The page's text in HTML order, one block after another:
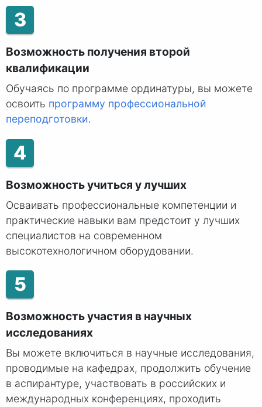
3
Возможность получения второй
квалификации
Обучаясь по программе ординатуры, вы можете
освоить программу профессиональной
переподготовки.
4
Возможность учиться у лучших
Осваивать профессиональные компетенции и
практические навыки вам предстоит у лучших
специалистов на современном
высокотехнологичном оборудовании.
5
Возможность участия в научных
исследованиях
Вы можете включиться в научные исследования,
проводимые на кафедрах, продолжить обучение
в аспирантуре, участвовать в российских и
международных конференциях, проходить